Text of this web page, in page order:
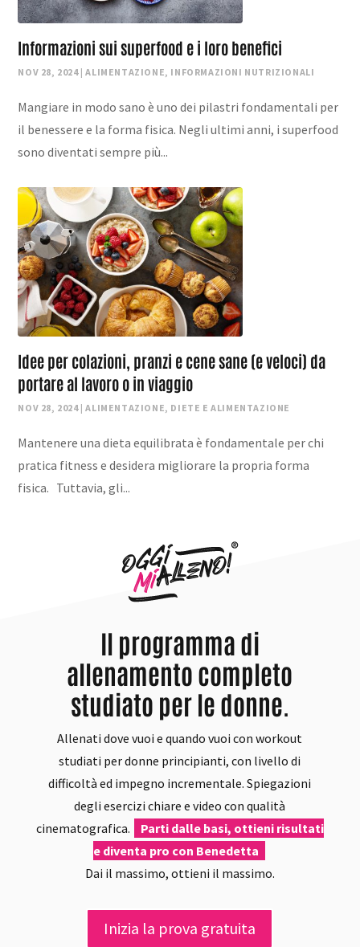
Informazioni sui superfood e i loro benefici
NOV 28, 2024|ALIMENTAZIONE, INFORMAZIONI NUTRIZIONALI
Mangiare in modo sano è uno dei pilastri fondamentali per
il benessere e la forma fisica. Negli ultimi anni, i superfood
sono diventati sempre più...
Idee per colazioni, pranzi e cene sane (e veloci) da
portare al lavoro o in viaggio
NOV 28, 2024|ALIMENTAZIONE, DIETE E ALIMENTAZIONE
Mantenere una dieta equilibrata è fondamentale per chi
pratica fitness e desidera migliorare la propria forma
fisica. Tuttavia, gli...
Il programma di
allenamento completo
studiato per le donne.
Allenati dove vuoi e quando vuoi con workout
studiati per donne principianti, con livello di
difficoltà ed impegno incrementale. Spiegazioni
degli esercizi chiare e video con qualità
cinematografica.
Parti dalle basi, ottieni risultati
e diventa pro con Benedetta
Dai il massimo, ottieni il massimo.
Inizia la prova gratuita